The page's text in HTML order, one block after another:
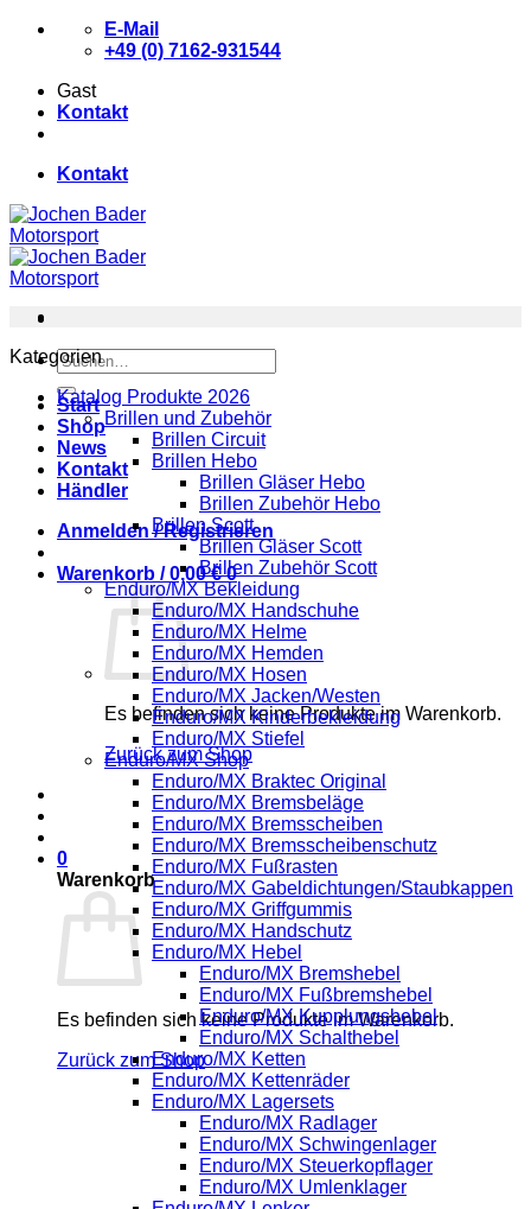
Zum
E-Mail
+49 (0) 7162-931544
Gast
Kontakt
Kontakt
Suchen
nach:
Start
Shop
News
Kontakt
Händler
Anmelden / Registrieren
Warenkorb /0,00€ 0
Es befinden sich keine Produkte im Warenkorb.
Zurück zum Shop
0
Warenkorb
Es befinden sich keine Produkte im Warenkorb.
Zurück zum Shop
Kategorien
Katalog Produkte 2026
Brillen und Zubehör
Brillen Circuit
Brillen Hebo
Brillen Gläser Hebo
Brillen Zubehör Hebo
Brillen Scott
Brillen Gläser Scott
Brillen Zubehör Scott
Enduro/MX Bekleidung
Enduro/MX Handschuhe
Enduro/MX Helme
Enduro/MX Hemden
Enduro/MX Hosen
Enduro/MX Jacken/Westen
Enduro/MX Kinderbekleidung
Enduro/MX Stiefel
Enduro/MX Shop
Enduro/MX Braktec Original
Enduro/MX Bremsbeläge
Enduro/MX Bremsscheiben
Enduro/MX Bremsscheibenschutz
Enduro/MX Fußrasten
Enduro/MX Gabeldichtungen/Staubkappen
Enduro/MX Griffgummis
Enduro/MX Handschutz
Enduro/MX Hebel
Enduro/MX Bremshebel
Enduro/MX Fußbremshebel
Enduro/MX Kupplungshebel
Enduro/MX Schalthebel
Enduro/MX Ketten
Enduro/MX Kettenräder
Enduro/MX Lagersets
Enduro/MX Radlager
Enduro/MX Schwingenlager
Enduro/MX Steuerkopflager
Enduro/MX Umlenklager